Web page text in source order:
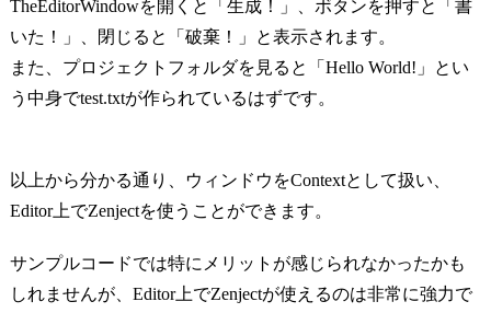
TheEditorWindowを開くと「生成！」、ボタンを押すと「書
いた！」、閉じると「破棄！」と表示されます。
また、プロジェクトフォルダを見ると「Hello World!」とい
う中身でtest.txtが作られているはずです。
以上から分かる通り、ウィンドウをContextとして扱い、
Editor上でZenjectを使うことができます。
サンプルコードでは特にメリットが感じられなかったかも
しれませんが、Editor上でZenjectが使えるのは非常に強力で